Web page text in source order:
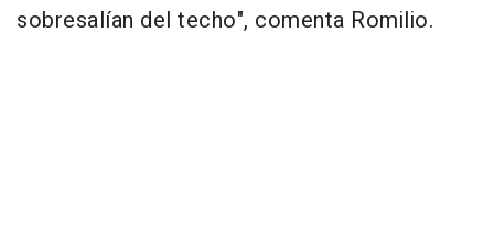
sobresalían del techo", comenta Romilio.